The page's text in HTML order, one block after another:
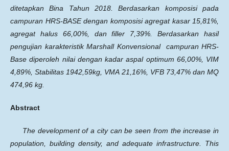
ditetapkan Bina Tahun 2018. Berdasarkan komposisi pada
campuran HRS-BASE dengan komposisi agregat kasar 15,81%,
agregat halus 66,00%, dan filler 7,39%. Berdasarkan hasil
pengujian karakteristik Marshall Konvensional campuran HRS-
Base diperoleh nilai dengan kadar aspal optimum 66,00%, VIM
4,89%, Stabilitas 1942,59kg, VMA 21,16%, VFB 73,47% dan MQ
474,96 kg.
Abstract
The development of a city can be seen from the increase in
population, building density, and adequate infrastructure. This